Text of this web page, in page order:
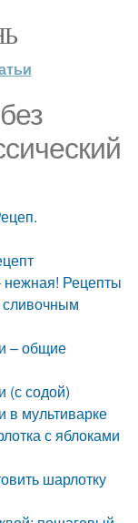
нежная! Рецепты
сливочным
– общие
(с содой)
в мультиварке
с яблоками
шарлотку